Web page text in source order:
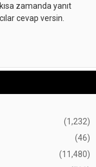
zamanda yanıt
cevap versin.
(1,232)
(46)
(11,480)